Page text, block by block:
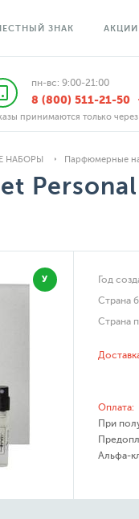
ЗНАК
пн-вс: 9:00-21:00
8 (800) 511-21-50
принимаются только
НАБОРЫ Парфюмерные
У Год
Страна
Страна
Оплата:
При
Альфа-